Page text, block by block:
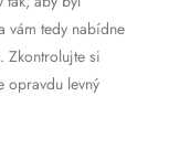
vám tedy nabídne
Zkontrolujte si
opravdu levný